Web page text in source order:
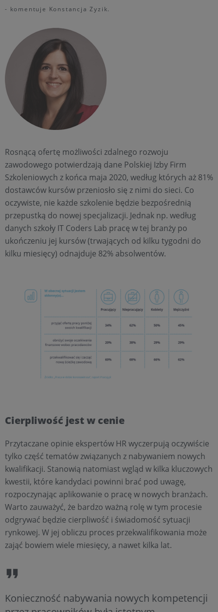
- komentuje Konstancja Zyzik.
Rosnącą ofertę możliwości zdalnego rozwoju
zawodowego potwierdzają dane Polskiej Izby Firm
Szkoleniowych z końca maja 2020, według których aż 81%
dostawców kursów przeniosło się z nimi do sieci. Co
oczywiste, nie każde szkolenie będzie bezpośrednią
przepustką do nowej specjalizacji. Jednak np. według
danych szkoły IT Coders Lab pracę w tej branży po
ukończeniu jej kursów (trwających od kilku tygodni do
kilku miesięcy) odnajduje 82% absolwentów.
Cierpliwość jest w cenie
Przytaczane opinie ekspertów HR wyczerpują oczywiście
tylko część tematów związanych z nabywaniem nowych
kwalifikacji. Stanowią natomiast wgląd w kilka kluczowych
kwestii, które kandydaci powinni brać pod uwagę,
rozpoczynając aplikowanie o pracę w nowych branżach.
Warto zauważyć, że bardzo ważną rolę w tym procesie
odgrywać będzie cierpliwość i świadomość sytuacji
rynkowej. W jej obliczu proces przekwalifikowania może
zająć bowiem wiele miesięcy, a nawet kilka lat.
Konieczność nabywania nowych kompetencji